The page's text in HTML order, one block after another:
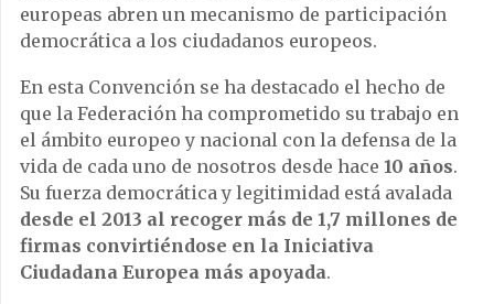
europeas abren un mecanismo de participación
democrática a los ciudadanos europeos.
En esta Convención se ha destacado el hecho de
que la Federación ha comprometido su trabajo en
el ámbito europeo y nacional con la defensa de la
vida de cada uno de nosotros desde hace 10 años.
Su fuerza democrática y legitimidad está avalada
desde el 2013 al recoger más de 1,7 millones de
firmas convirtiéndose en la Iniciativa
Ciudadana Europea más apoyada.